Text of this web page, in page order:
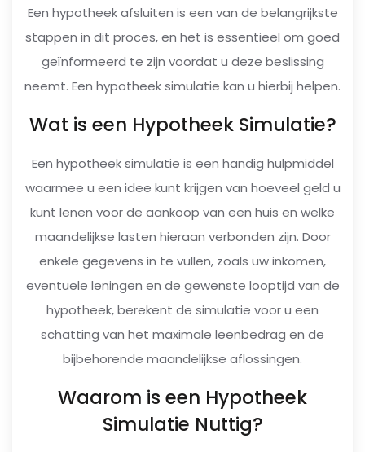
Een hypotheek afsluiten is een van de belangrijkste
stappen in dit proces, en het is essentieel om goed
geïnformeerd te zijn voordat u deze beslissing
neemt. Een hypotheek simulatie kan u hierbij helpen.
Wat is een Hypotheek Simulatie?
Een hypotheek simulatie is een handig hulpmiddel
waarmee u een idee kunt krijgen van hoeveel geld u
kunt lenen voor de aankoop van een huis en welke
maandelijkse lasten hieraan verbonden zijn. Door
enkele gegevens in te vullen, zoals uw inkomen,
eventuele leningen en de gewenste looptijd van de
hypotheek, berekent de simulatie voor u een
schatting van het maximale leenbedrag en de
bijbehorende maandelijkse aflossingen.
Waarom is een Hypotheek
Simulatie Nuttig?